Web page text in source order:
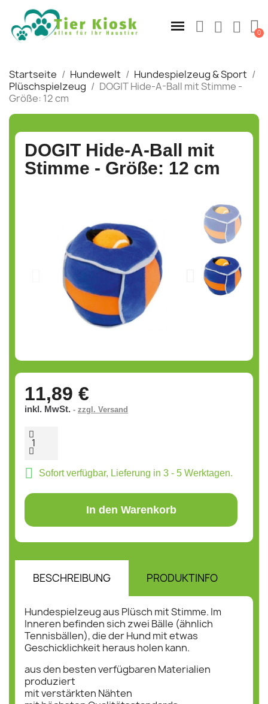
Startseite Hundewelt
Hundespielzeug & Sport
Plüschspielzeug
DOGIT Hide-A-Ball mit Stimme -
Größe: 12 cm
DOGIT Hide-A-Ball mit
Stimme - Größe: 12 cm
11,89 €
inkl. MwSt. zzgl. Versand
Sofort verfügbar, Lieferung in 3 - 5 Werktagen.
In den Warenkorb
BESCHREIBUNG PRODUKTINFO
Hundespielzeug aus Plüsch mit Stimme. Im
Inneren befinden sich zwei Bälle (ähnlich
Tennisbällen), die der Hund mit etwas
Geschicklichkeit heraus holen kann.
aus den besten verfügbaren Materialien
produziert
mit verstärkten Nähten